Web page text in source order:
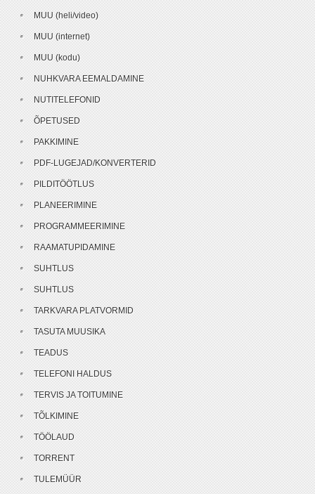
MUU (heli/video)
MUU (internet)
MUU (kodu)
NUHKVARA EEMALDAMINE
NUTITELEFONID
ÕPETUSED
PAKKIMINE
PDF-LUGEJAD/KONVERTERID
PILDITÖÖTLUS
PLANEERIMINE
PROGRAMMEERIMINE
RAAMATUPIDAMINE
SUHTLUS
SUHTLUS
TARKVARA PLATVORMID
TASUTA MUUSIKA
TEADUS
TELEFONI HALDUS
TERVIS JA TOITUMINE
TÕLKIMINE
TÖÖLAUD
TORRENT
TULEMÜÜR